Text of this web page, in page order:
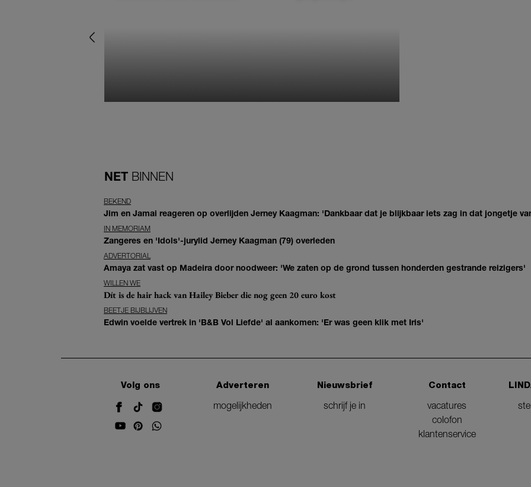
NET BINNEN
BEKEND
Jim en Jamai reageren op overlijden Jerney Kaagman: 'Dankbaar dat je blijkbaar iets zag in dat jongetje
IN MEMORIAM
Zangeres en 'Idols'-jurylid Jerney Kaagman (79) overleden
ADVERTORIAL
Amaya zat vast op Madeira door noodweer: 'We zaten op de grond tussen honderden gestrande reizigers'
WILLEN WE
Dít is de hair hack van Hailey Bieber die nog geen 20 euro kost
BEETJE BIJBLIJVEN
Edwin voelde vertrek in 'B&B Vol Liefde' al aankomen: 'Er was geen klik met Iris'
Volg ons
Adverteren
mogelijkheden
Nieuwsbrief
schrijf je in
Contact
vacatures
colofon
klantenservice